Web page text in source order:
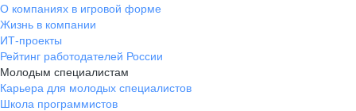
О компаниях в игровой форме
Жизнь в компании
ИТ-проекты
Рейтинг работодателей России
Молодым специалистам
Карьера для молодых специалистов
Школа программистов